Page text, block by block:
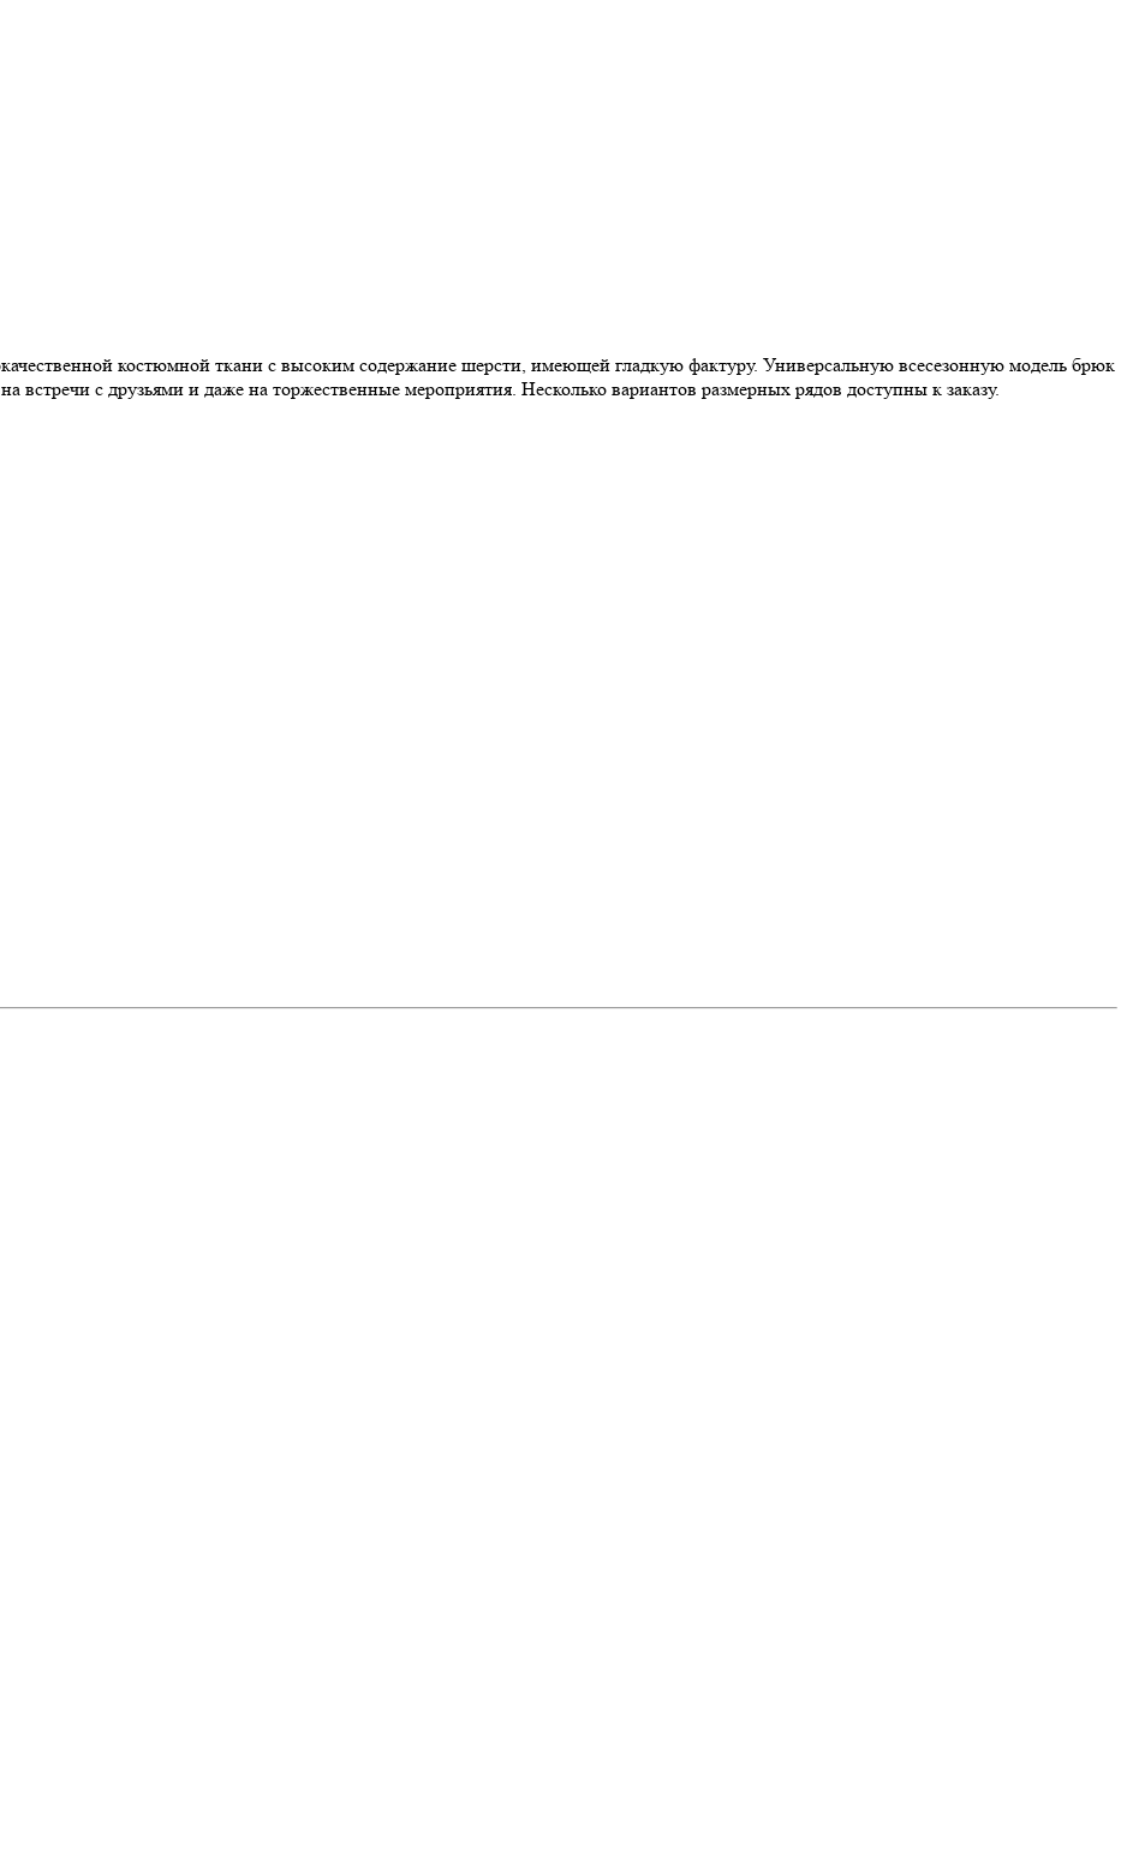
костюмной ткани с высоким содержание шерсти, имеющей гладкую фактуру. Универсальную всесезонную модель брюк
встречи с друзьями и даже на торжественные мероприятия. Несколько вариантов размерных рядов доступны к заказу.